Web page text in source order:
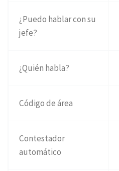
¿Puedo hablar con su
jefe?
¿Quién habla?
Código de área
Contestador
automático